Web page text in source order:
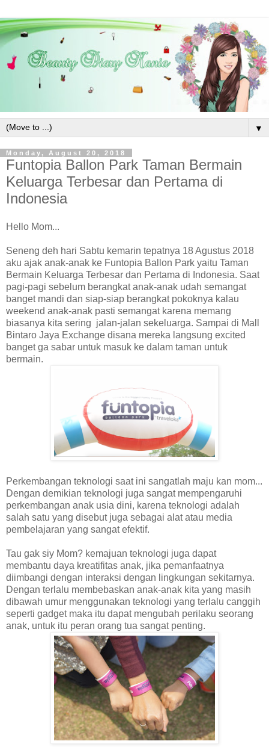
▼
Monday, August 20, 2018
Funtopia Ballon Park Taman Bermain
Keluarga Terbesar dan Pertama di
Indonesia
Hello Mom...
Seneng deh hari Sabtu kemarin tepatnya 18 Agustus 2018
aku ajak anak-anak ke Funtopia Ballon Park yaitu Taman
Bermain Keluarga Terbesar dan Pertama di Indonesia. Saat
pagi-pagi sebelum berangkat anak-anak udah semangat
banget mandi dan siap-siap berangkat pokoknya kalau
weekend anak-anak pasti semangat karena memang
biasanya kita sering jalan-jalan sekeluarga. Sampai di Mall
Bintaro Jaya Exchange disana mereka langsung excited
banget ga sabar untuk masuk ke dalam taman untuk
bermain.
Perkembangan teknologi saat ini sangatlah maju kan mom...
Dengan demikian teknologi juga sangat mempengaruhi
perkembangan anak usia dini, karena teknologi adalah
salah satu yang disebut juga sebagai alat atau media
pembelajaran yang sangat efektif.
Tau gak siy Mom? kemajuan teknologi juga dapat
membantu daya kreatifitas anak, jika pemanfaatnya
diimbangi dengan interaksi dengan lingkungan sekitarnya.
Dengan terlalu membebaskan anak-anak kita yang masih
dibawah umur menggunakan teknologi yang terlalu canggih
seperti gadget maka itu dapat mengubah perilaku seorang
anak, untuk itu peran orang tua sangat penting.